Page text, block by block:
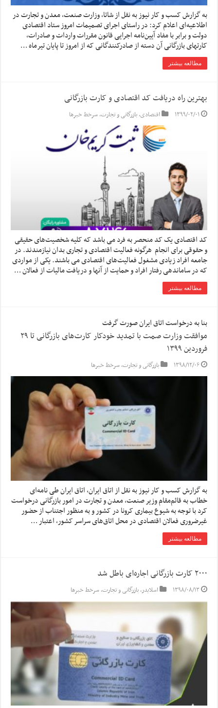
به گزارش کسب و کار نیوز به نقل از شاتا، وزارت صنعت، معدن و تجارت در
اطلاعیه‌ای اعلام کرد: در راستای اجرای تصمیمات امروز ستاد اقتصادی
دولت و برابر با مفاد آیین‌نامه اجرایی قانون مقررات واردات و صادرات،
کارتهای بازرگانی آن دسته از صادرکنندگانی که از امروز تا پایان تیرماه …
مطالعه بیشتر
بهترین راه دریافت کد اقتصادی و کارت بازرگانی
۱۳۹۹/۰۲/۰۱ اقتصادی,بازرگانی و تجارت,سرخط خبرها
کد اقتصادی یک کد منحصر به فرد می باشد که کلیه شخصیت‌های حقیقی
و حقوقی برای انجام هرگونه فعالیت اقتصادی و تجاری بدان نیازمندند. در
جامعه افراد زیادی مشغول فعالیت‌های اقتصادی می باشند. یکی از مواردی
که در ساماندهی رفتار افراد و حمایت از آنها و دریافت مالیات از فعالان …
مطالعه بیشتر
بنا به درخواست اتاق ایران صورت گرفت
موافقت وزارت صمت با تمدید خودکار کارت‌های بازرگانی تا ۲۹
فروردین ۱۳۹۹
۱۳۹۸/۱۲/۰۶ بازرگانی و تجارت,سرخط خبرها
به گزارش کسب و کار نیوز به نقل از اتاق ایران، اتاق ایران طی نامه‌ای
خطاب به قائم‌مقام وزیر صنعت، معدن و تجارت در امور بازرگانی درخواست
کرد با توجه به شیوع بیماری کرونا در کشور و به منظور اجتناب از حضور
غیرضروری فعالان اقتصادی در محل اتاق‌های سراسر کشور، اعتبار …
مطالعه بیشتر
۲۰۰۰ کارت بازرگانی اجاره‌ای باطل شد
۱۳۹۸/۰۸/۱۳ اسلایدر,بازرگانی و تجارت,سرخط خبرها